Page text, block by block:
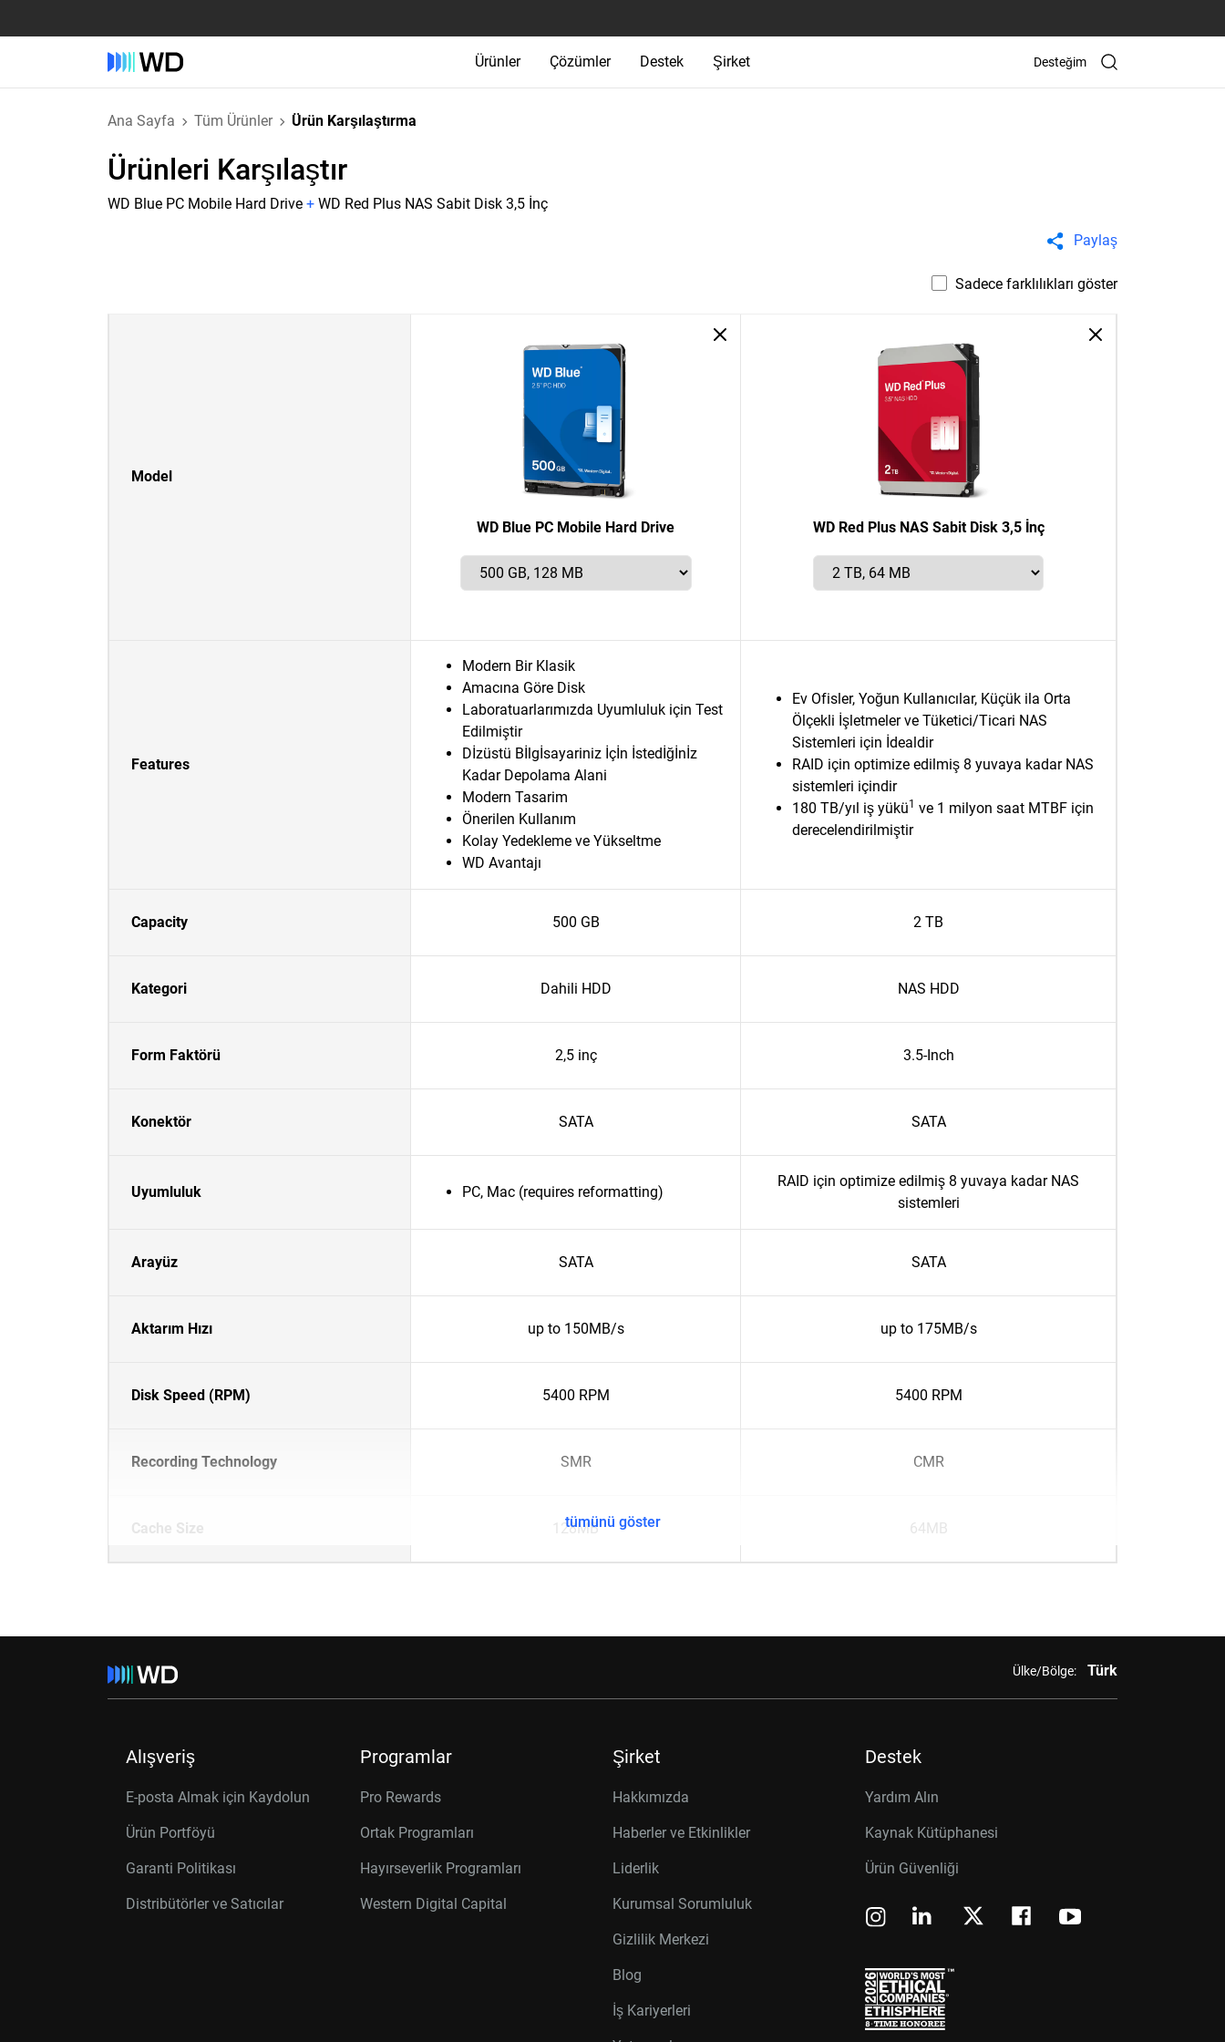
Ürünler Çözümler Destek Şirket Desteğim
Ana Sayfa Tüm Ürünler Ürün Karşılaştırma
Ürünleri Karşılaştır
WD Blue PC Mobile Hard Drive + WD Red Plus NAS Sabit Disk 3,5 İnç
Paylaş
Sadece farklılıkları göster
Model
WD Blue PC Mobile Hard Drive WD Red Plus NAS Sabit Disk 3,5 İnç
Features
Modern Bir Klasik
Amacına Göre Disk
Laboratuarlarımızda Uyumluluk için Test
Edilmiştir
Dİzüstü Bİlgİsayariniz İçİn İstedİğİnİz
Kadar Depolama Alani
Modern Tasarim
Önerilen Kullanım
Kolay Yedekleme ve Yükseltme
WD Avantajı
Ev Ofisler, Yoğun Kullanıcılar, Küçük ila Orta
Ölçekli İşletmeler ve Tüketici/Ticari NAS
Sistemleri için İdealdir
RAID için optimize edilmiş 8 yuvaya kadar NAS
sistemleri içindir
180 TB/yıl iş yükü1 ve 1 milyon saat MTBF için
derecelendirilmiştir
Capacity 500 GB 2 TB
Kategori Dahili HDD NAS HDD
Form Faktörü 2,5 inç 3.5-Inch
Konektör SATA SATA
Uyumluluk PC, Mac (requires reformatting)
RAID için optimize edilmiş 8 yuvaya kadar NAS
sistemleri
Arayüz SATA SATA
Aktarım Hızı up to 150MB/s up to 175MB/s
Disk Speed (RPM) 5400 RPM 5400 RPM
Recording Technology SMR CMR
Cache Size 128MB 64MB
tümünü göster
Ülke/Bölge: Türk
Alışveriş
E-posta Almak için Kaydolun
Ürün Portföyü
Garanti Politikası
Distribütörler ve Satıcılar
Programlar
Pro Rewards
Ortak Programları
Hayırseverlik Programları
Western Digital Capital
Şirket
Hakkımızda
Haberler ve Etkinlikler
Liderlik
Kurumsal Sorumluluk
Gizlilik Merkezi
Blog
İş Kariyerleri
Destek
Yardım Alın
Kaynak Kütüphanesi
Ürün Güvenliği